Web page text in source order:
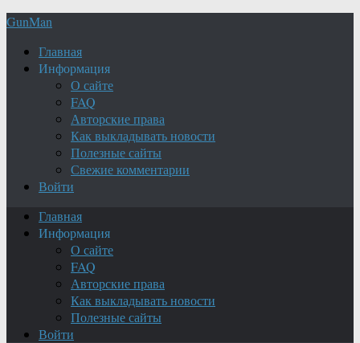
GunMan
Главная
Информация
О сайте
FAQ
Авторские права
Как выкладывать новости
Полезные сайты
Свежие комментарии
Войти
Главная
Информация
О сайте
FAQ
Авторские права
Как выкладывать новости
Полезные сайты
Войти